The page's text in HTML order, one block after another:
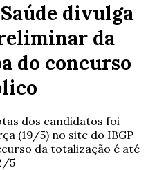
divulga
da
do concurso
dos candidatos foi
(19/5) no site do IBGP
da totalização é até
5